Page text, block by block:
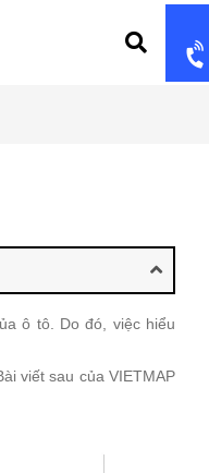
ô tô. Do đó, việc hiểu
viết sau của VIETMAP